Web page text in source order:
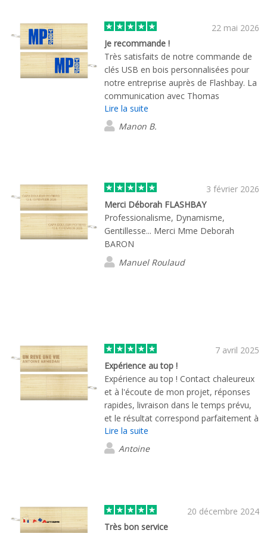
22 mai 2026
Je recommande !
Très satisfaits de notre commande de
clés USB en bois personnalisées pour
notre entreprise auprès de Flashbay. La
communication avec Thomas
Lohmuller a été excellente du début à la
fin : réactif, professionnel et très à
l’écoute de nos besoins. Tout s’est
qualité de produit. Les clés USB
correspondent parfaitement à nos
attentes. Je recommande vivement
Flashbay pour leur sérieux et la qualité
de leur service.
Lire la suite
Manon B.
3 février 2026
Merci Déborah FLASHBAY
Professionalisme, Dynamisme,
Gentillesse... Merci Mme Deborah
BARON
Manuel Roulaud
7 avril 2025
Expérience au top !
Expérience au top ! Contact chaleureux
et à l'écoute de mon projet, réponses
rapides, livraison dans le temps prévu,
et le résultat correspond parfaitement à
ce que je voulais. Je recommande.
Lire la suite
Antoine
20 décembre 2024
Très bon service